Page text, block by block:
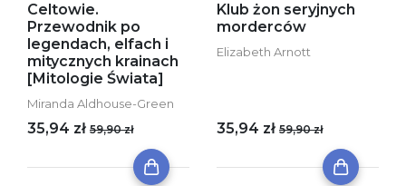
Celtowie.
Przewodnik po
legendach, elfach i
mitycznych krainach
[Mitologie Świata]
Miranda Aldhouse-Green
35,94 zł 59,90 zł
Klub żon seryjnych
morderców
Elizabeth Arnott
35,94 zł 59,90 zł